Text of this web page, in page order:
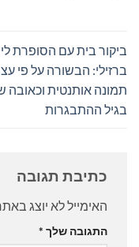
ביקור בית עם הסופרת
ברזילי: הבשורה על פי
תמונה אותנטית וכאובה
בגיל ההתבגרות
כתיבת תגובה
האימייל לא יוצג
התגובה שלך *